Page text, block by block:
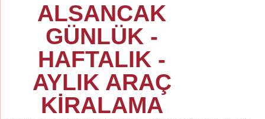
ALSANCAK
GÜNLÜK -
HAFTALIK -
AYLIK ARAÇ
KİRALAMA